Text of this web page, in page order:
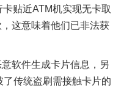
贴近ATM机实现无卡取
这意味着他们已非法获
软件生成卡片信息，另
传统盗刷需接触卡片的